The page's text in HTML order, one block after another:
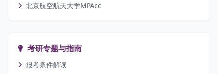
北京航空航天大学MPAcc
考研专题与指南
报考条件解读